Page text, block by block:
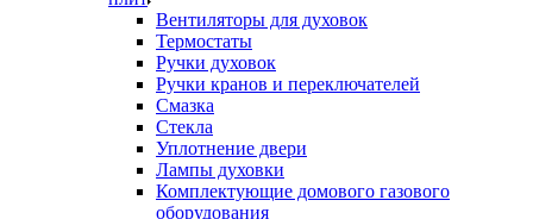
Вентиляторы для духовок
Термостаты
Ручки духовок
Ручки кранов и переключателей
Смазка
Стекла
Уплотнение двери
Лампы духовки
Комплектующие домового газового
оборудования